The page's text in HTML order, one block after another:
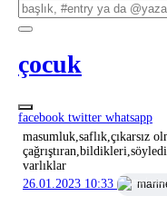
çocuk
facebook twitter whatsapp
masumluk,saflık,çıkarsız
varlıklar
26.01.2023 10:33